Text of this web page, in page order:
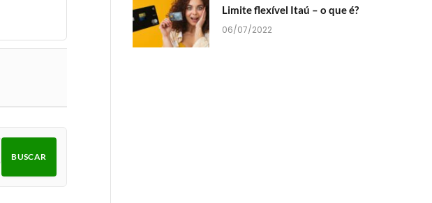
BUSCAR
Limite flexível Itaú – o que é?
06/07/2022